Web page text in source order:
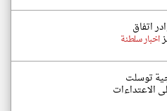
اتفاق
اخبار سلطنة
توسلت
الاعتداءات